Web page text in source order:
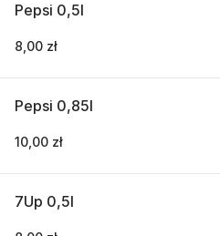
Pepsi 0,5l
8,00 zł
Pepsi 0,85l
10,00 zł
7Up 0,5l